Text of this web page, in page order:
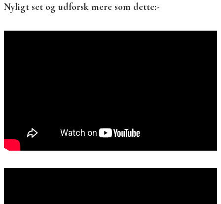
Nyligt set og udforsk mere som dette:-